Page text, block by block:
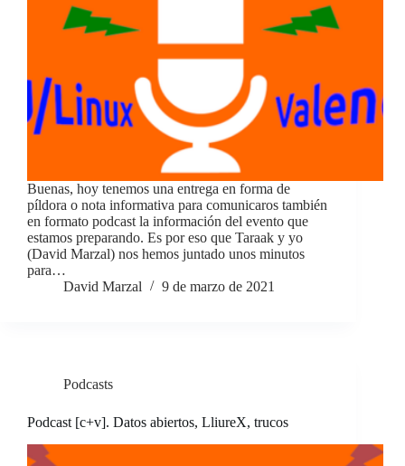
Buenas, hoy tenemos una entrega en forma de
píldora o nota informativa para comunicaros también
en formato podcast la información del evento que
estamos preparando. Es por eso que Taraak y yo
(David Marzal) nos hemos juntado unos minutos
para…
David Marzal
9 de marzo de 2021
Podcasts
Podcast [c+v]. Datos abiertos, LliureX, trucos